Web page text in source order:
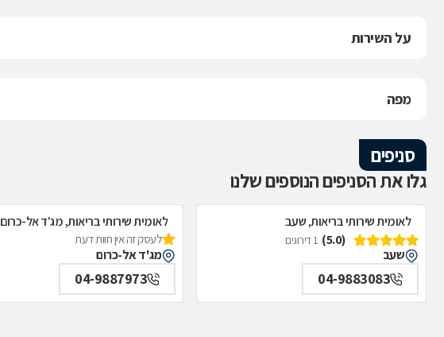
על השירות
מפה
סניפים
גלו את הסניפים הנוספים שלנו
לאומית שירותי בריאות, שעב
(5.0)
1 דירוגים
שעב
04-9883083
לאומית שירותי בריאות, מג'ד אל-כרום
לעסק זה אין חוות דעת
מג'ד אל-כרום
04-9887973